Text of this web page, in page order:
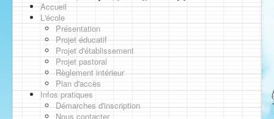
Accueil
L'école
Présentation
Projet éducatif
Projet d'établissement
Projet pastoral
Règlement intérieur
Plan d'accès
Infos pratiques
Démarches d'inscription
Nous contacter